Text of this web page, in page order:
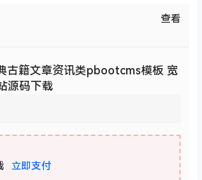
查看
古籍文章资讯类pbootcms模板 宽
源码下载
立即支付